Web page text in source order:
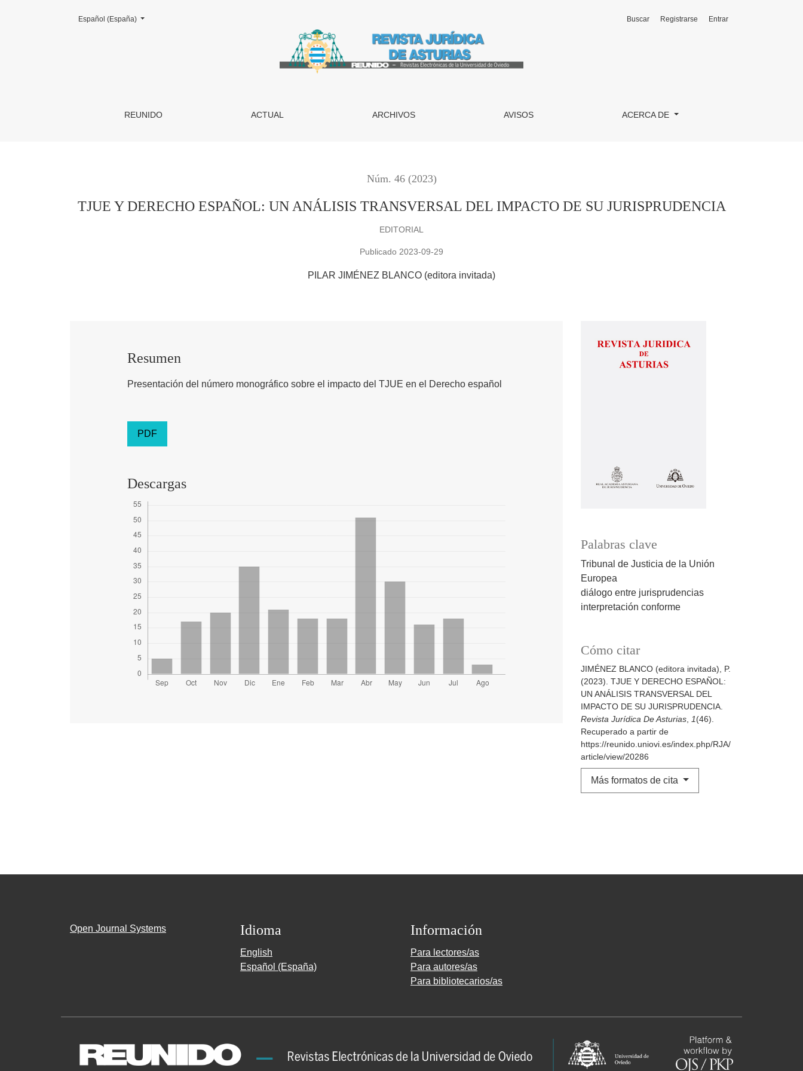
TJUE Y DERECHO ESPAÑOL: UN ANÁLISIS TRANSVERSAL DEL IMPACTO DE SU JURISPRUDENCIA
REUNIDO ACTUAL ARCHIVOS AVISOS ACERCA DE
Buscar Registrarse Entrar
Cambiar el idioma. El actual es:
Español (España)
Núm. 46 (2023)
TJUE Y DERECHO ESPAÑOL: UN ANÁLISIS TRANSVERSAL DEL IMPACTO DE SU JURISPRUDENCIA
EDITORIAL
Publicado 2023-09-29
PILAR JIMÉNEZ BLANCO (editora invitada)
Palabras clave
Tribunal de Justicia de la Unión
Europea
diálogo entre jurisprudencias
interpretación conforme
Cómo citar
JIMÉNEZ BLANCO (editora invitada), P.
(2023). TJUE Y DERECHO ESPAÑOL:
UN ANÁLISIS TRANSVERSAL DEL
IMPACTO DE SU JURISPRUDENCIA.
Revista Jurídica De Asturias
1(46).
Recuperado a partir de
https://reunido.uniovi.es/index.php/RJA/
article/view/20286
Más formatos de cita
Resumen
Presentación del número monográfico sobre el impacto del TJUE en el Derecho español
PDF
Descargas
Open Journal Systems Idioma
English
Español (España)
Información
Para lectores/as
Para autores/as
Para bibliotecarios/as